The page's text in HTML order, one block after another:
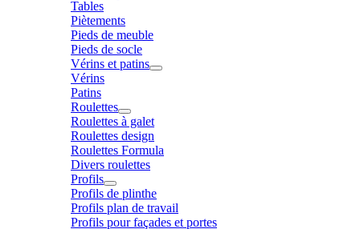
Tables
Piètements
Pieds de meuble
Pieds de socle
Vérins et patins
Vérins
Patins
Roulettes
Roulettes à galet
Roulettes design
Roulettes Formula
Divers roulettes
Profils
Profils de plinthe
Profils plan de travail
Profils pour façades et portes